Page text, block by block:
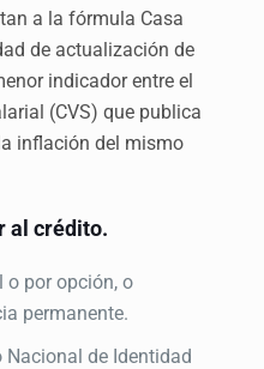
a la fórmula Casa
de actualización de
indicador entre el
(CVS) que publica
inflación del mismo
al crédito.
o por opción, o
permanente.
de Identidad